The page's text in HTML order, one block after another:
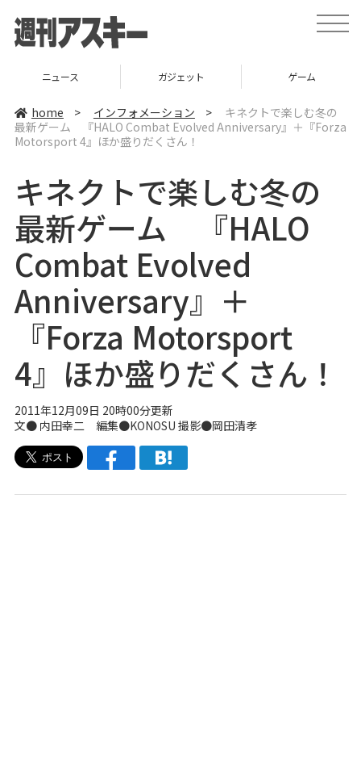
t
o
v
i
ニュース ガジェット ゲーム
home > インフォメーション >
キネクトで楽しむ冬の
最新ゲーム 『HALO Combat Evolved Anniversary』＋『Forza
Motorsport 4』ほか盛りだくさん！
キネクトで楽しむ冬の
最新ゲーム 『HALO
Combat Evolved
Anniversary』＋
『Forza Motorsport
4』ほか盛りだくさん！
2011年12月09日 20時00分更新
文● 内田幸二 編集●KONOSU 撮影●岡田清孝